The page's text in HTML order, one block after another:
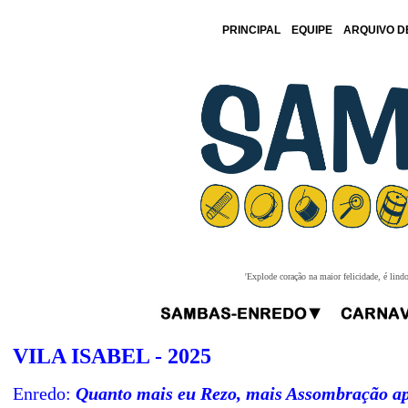
PRINCIPAL EQUIPE ARQUIVO
'Explode coração na maior felicidade, é
VILA ISABEL - 2025
Enredo: Quanto mais eu Rezo, mais Assombração